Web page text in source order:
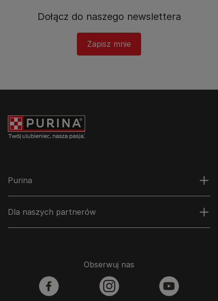
Dołącz do naszego newslettera​
Zapisz mnie
Purina
Dla naszych partnerów
Obserwuj nas
facebook instagram youtube